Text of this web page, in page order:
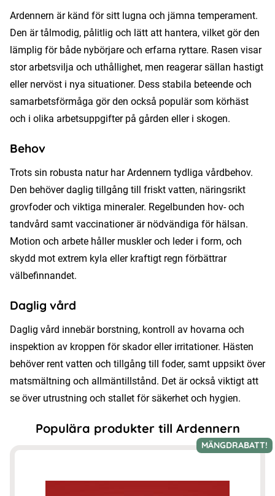
Ardennern är känd för sitt lugna och jämna temperament.
Den är tålmodig, pålitlig och lätt att hantera, vilket gör den
lämplig för både nybörjare och erfarna ryttare. Rasen visar
stor arbetsvilja och uthållighet, men reagerar sällan hastigt
eller nervöst i nya situationer. Dess stabila beteende och
samarbetsförmåga gör den också populär som körhäst
och i olika arbetsuppgifter på gården eller i skogen.
Behov
Trots sin robusta natur har Ardennern tydliga vårdbehov.
Den behöver daglig tillgång till friskt vatten, näringsrikt
grovfoder och viktiga mineraler. Regelbunden hov- och
tandvård samt vaccinationer är nödvändiga för hälsan.
Motion och arbete håller muskler och leder i form, och
skydd mot extrem kyla eller kraftigt regn förbättrar
välbefinnandet.
Daglig vård
Daglig vård innebär borstning, kontroll av hovarna och
inspektion av kroppen för skador eller irritationer. Hästen
behöver rent vatten och tillgång till foder, samt uppsikt över
matsmältning och allmäntillstånd. Det är också viktigt att
se över utrustning och stallet för säkerhet och hygien.
Populära produkter till Ardennern
MÄNGDRABATT!